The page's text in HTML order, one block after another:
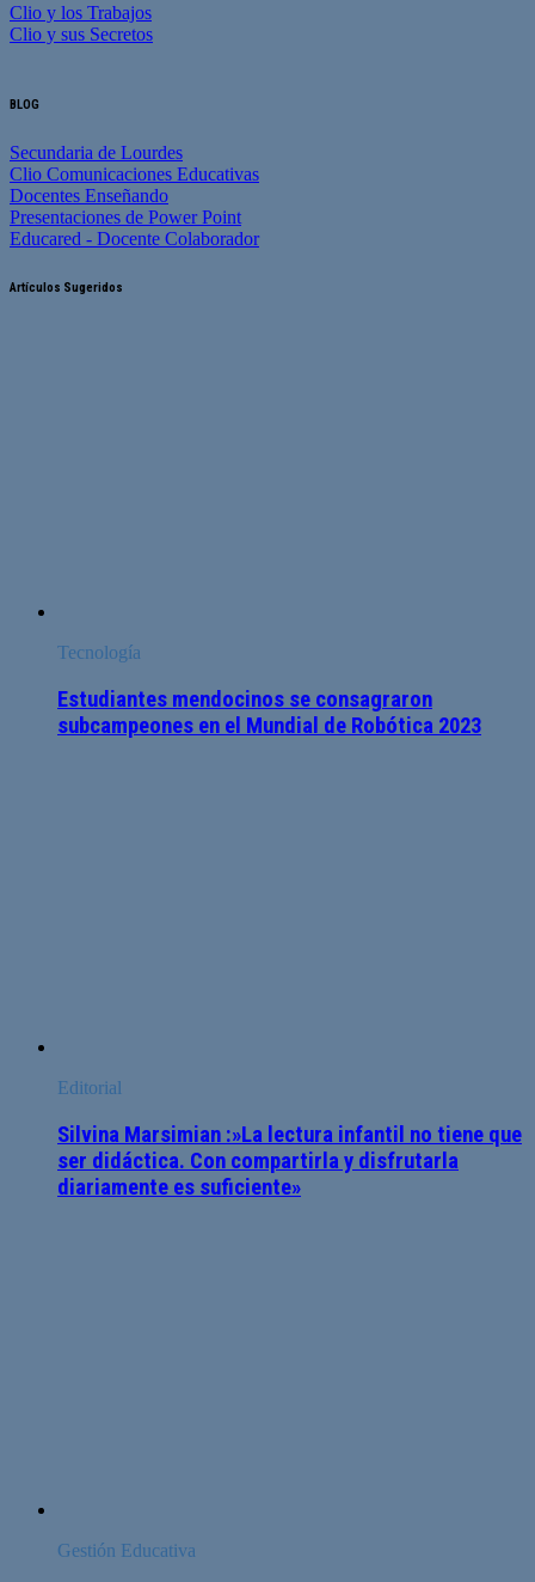
Clio y los Trabajos
Clio y sus Secretos
BLOG
Secundaria de Lourdes
Clio Comunicaciones Educativas
Docentes Enseñando
Presentaciones de Power Point
Educared - Docente Colaborador
Artículos Sugeridos
Tecnología
Estudiantes mendocinos se consagraron
subcampeones en el Mundial de Robótica 2023
Editorial
Silvina Marsimian :»La lectura infantil no tiene que
ser didáctica. Con compartirla y disfrutarla
diariamente es suficiente»
Gestión Educativa